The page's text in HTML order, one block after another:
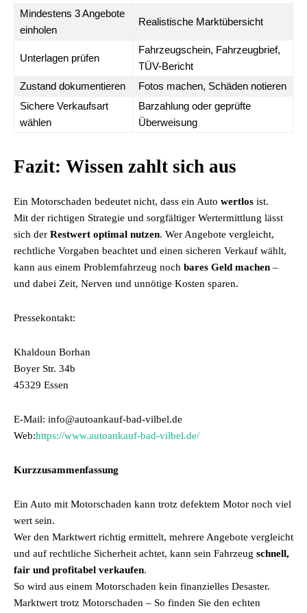
Mindestens 3 Angebote
einholen
Realistische Marktübersicht
Unterlagen prüfen
Fahrzeugschein, Fahrzeugbrief,
TÜV-Bericht
Zustand dokumentieren
Fotos machen, Schäden notieren
Sichere Verkaufsart
wählen
Barzahlung oder geprüfte
Überweisung
Fazit: Wissen zahlt sich aus
Ein Motorschaden bedeutet nicht, dass ein Auto wertlos ist.
Mit der richtigen Strategie und sorgfältiger Wertermittlung lässt
sich der Restwert optimal nutzen. Wer Angebote vergleicht,
rechtliche Vorgaben beachtet und einen sicheren Verkauf wählt,
kann aus einem Problemfahrzeug noch bares Geld machen –
und dabei Zeit, Nerven und unnötige Kosten sparen.
Pressekontakt:
Khaldoun Borhan
Boyer Str. 34b
45329 Essen
E-Mail: info@autoankauf-bad-vilbel.de
Web:https://www.autoankauf-bad-vilbel.de/
Kurzzusammenfassung
Ein Auto mit Motorschaden kann trotz defektem Motor noch viel
wert sein.
Wer den Marktwert richtig ermittelt, mehrere Angebote vergleicht
und auf rechtliche Sicherheit achtet, kann sein Fahrzeug schnell,
fair und profitabel verkaufen.
So wird aus einem Motorschaden kein finanzielles Desaster.
Marktwert trotz Motorschaden – So finden Sie den echten